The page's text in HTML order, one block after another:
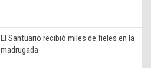
El Santuario recibió miles de fieles en la
madrugada